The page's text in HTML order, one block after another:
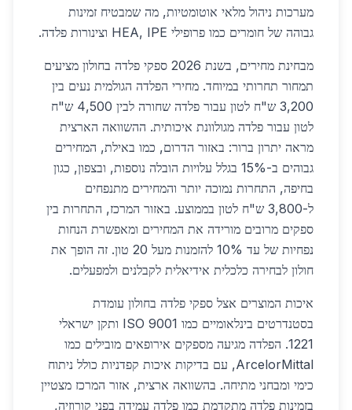
מערכות ניהול מלאי אוטומטיות, מה שמבטיח זמינות
גבוהה של חומרים כמו פרופילי HEA, IPE וצינורות פלדה.
מבחינת מחירים, בשנת 2026 ספקי פלדה בחולון מציעים
תמחור תחרותי במיוחד. מחירי הפלדה הגולמית נעים בין
3,200 ש"ח לטון עבור פלדה שחורה לבין 4,500 ש"ח
לטון עבור פלדה מגולוונת איכותית. ההשוואה הארצית
מראה יתרון ברור: באזור הדרום, כמו באילת, המחירים
גבוהים ב-15% בגלל עלויות הובלה נוספות, ובצפון, כגון
בחיפה, התחרות נמוכה יותר והמחירים מתנפחים
ל-3,800 ש"ח לטון בממוצע. באזור המרכז, התחרות בין
ספקים מרובים מורידה את המחירים ומאפשרת הנחות
נפחיות של עד 10% להזמנות מעל 20 טון. זה הופך את
חולון לבחירה כלכלית אידיאלית לקבלנים ולמפעלים.
איכות המוצרים אצל ספקי פלדה בחולון עומדת
בסטנדרטים בינלאומיים כמו ISO 9001 ותקן ישראלי
1221. הפלדה מגיעה מספקים אירופאים מובילים כמו
ArcelorMittal, עם בדיקות איכות קפדניות כולל ניתוח
כימי ומבחני מתיחה. בהשוואה ארצית, אזור המרכז מצטיין
בזמינות פלדה מתקדמת כמו פלדה עמידה בפני קורוזיה,